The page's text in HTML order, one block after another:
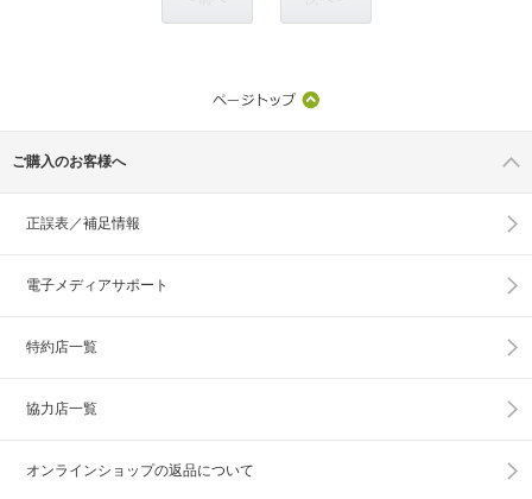
ご購入のお客様へ
正誤表／補足情報
電子メディアサポート
特約店一覧
協力店一覧
オンラインショップの返品について